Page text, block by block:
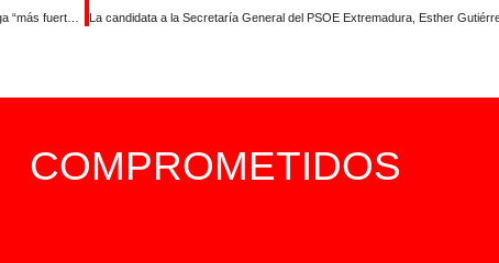
COMPROMETIDOS